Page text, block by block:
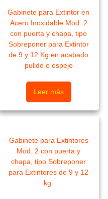
Gabinete para Extintor en
Acero Inoxidable Mod. 2
con puerta y chapa, tipo
Sobreponer para Extintor
de 9 y 12 Kg en acabado
pulido o espejo
Leer más
Gabinete para Extintores
Mod. 2 con puerta y
chapa, tipo Sobreponer
para Extintores de 9 y 12
kg.